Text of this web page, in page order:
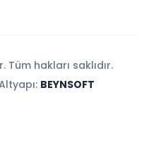
hakları saklıdır.
BEYNSOFT